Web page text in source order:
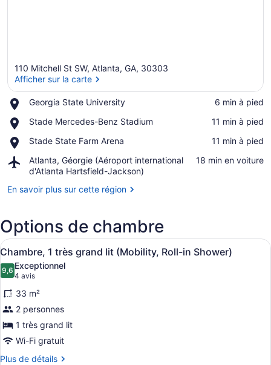
110 Mitchell St SW, Atlanta, GA, 30303
Afficher sur la carte
Georgia State University
Place,
State
‪6 min à pied‬
Stade Mercedes-Benz Stadium
Place,
Mercedes-
Stadium
‪11 min à pied‬
Stade State Farm Arena
Place,
State
Farm
Arena
‪11 min à pied‬
Atlanta, Géorgie (Aéroport international
d'Atlanta Hartsfield-Jackson)
Airport,
Atlanta,
(Aéroport
Hartsfield-
Jackson)
‪18 min en voiture‬
En savoir plus sur cette région
Options de chambre
Afficher
toutes
les
photos
pour
ce
type
de
chambre :
Une chambre d’hôtel moderne
6
Chambre, 1 très grand lit (Mobility, Roll-in Shower)
9,69,6 sur 10
Exceptionnel
4 avis
(4 avis)
33 m²
2 personnes
1 très grand lit
Wi-Fi gratuit
Plus de détails
Plus